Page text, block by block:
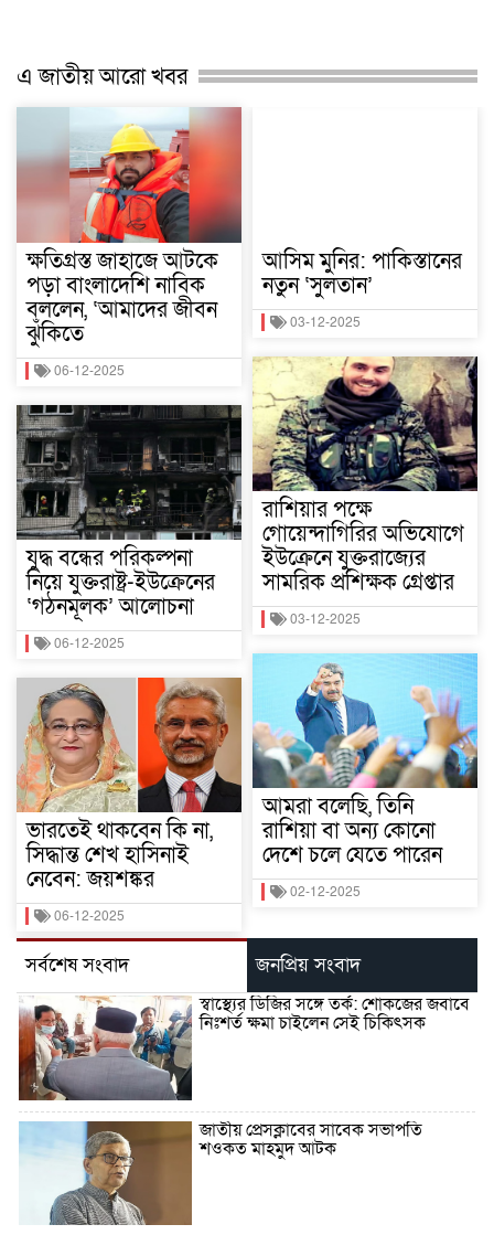
এ জাতীয় আরো খবর
ক্ষতিগ্রস্ত জাহাজে আটকে
পড়া বাংলাদেশি নাবিক
বললেন, ‘আমাদের জীবন
ঝুঁকিতে
06-12-2025
যুদ্ধ বন্ধের পরিকল্পনা
নিয়ে যুক্তরাষ্ট্র-ইউক্রেনের
‘গঠনমূলক’ আলোচনা
06-12-2025
ভারতেই থাকবেন কি না,
সিদ্ধান্ত শেখ হাসিনাই
নেবেন: জয়শঙ্কর
06-12-2025
আসিম মুনির: পাকিস্তানের
নতুন ‘সুলতান’
03-12-2025
রাশিয়ার পক্ষে
গোয়েন্দাগিরির অভিযোগে
ইউক্রেনে যুক্তরাজ্যের
সামরিক প্রশিক্ষক গ্রেপ্তার
03-12-2025
আমরা বলেছি, তিনি
রাশিয়া বা অন্য কোনো
দেশে চলে যেতে পারেন
02-12-2025
সর্বশেষ সংবাদ জনপ্রিয় সংবাদ
স্বাস্থ্যের ডিজির সঙ্গে তর্ক: শোকজের জবাবে
নিঃশর্ত ক্ষমা চাইলেন সেই চিকিৎসক
জাতীয় প্রেসক্লাবের সাবেক সভাপতি
শওকত মাহমুদ আটক